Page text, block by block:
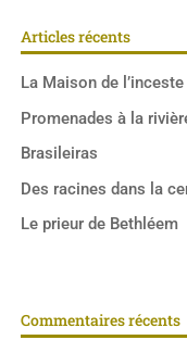
Articles récents
La Maison de l’inceste
Promenades à la
Brasileiras
Des racines dans la
Le prieur de Bethléem
Commentaires récents